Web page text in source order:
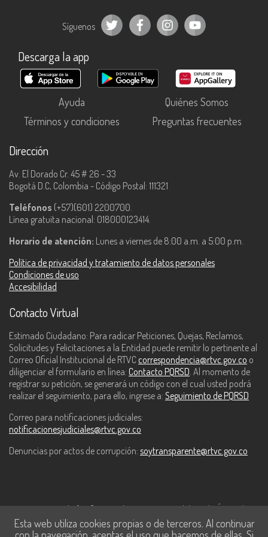
Síguenos
Descarga la app
Ayuda
Quiénes Somos
Términos y condiciones
Preguntas frecuentes
Dirección
Av. El Dorado Cr. 45 # 26 - 33
Bogotá D.C, Colombia - Código Postal: 111321
Teléfonos (+57)(601) 2200700.
Línea gratuita nacional: 018000123414.
Horario de atención: Lunes a viernes de 8:00 a.m. a 5:00 p.m.
Política de privacidad y tratamiento de datos personales
Condiciones de uso
Accesibilidad
Contacto Virtual
Estimado Ciudadano: Para radicar Peticiones, Quejas, Reclamos,
Solicitudes y Felicitaciones a la Entidad puede remitir lo pertinente al
Correo Oficial Institucional de RTVC correspondencia@rtvc.gov.co o
diligenciar el formulario en línea: Contacto PQRSD. Al momento de
registrar su petición, se generará un código con el cual usted podrá
realizar el seguimiento, para ello, ingrese a: Seguimiento de PQRSD
Correo para notificaciones judiciales:
notificacionesjudiciales@rtvc.gov.co
Denuncias por actos de corrupción: soytransparente@rtvc.gov.co
Este contenido fue financiado con recursos del Fondo Único de
Tecnologías de la Información y las Comunicaciones de MinTic.
Esta web utiliza cookies propias o de terceros. Al continuar